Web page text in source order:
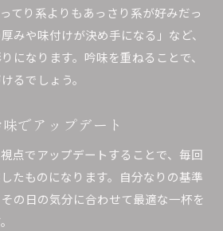
てり系よりもあっさり系が好みだっ
みや味付けが決め手になる」など、
になります。吟味を重ねることで、
るでしょう。
でアップデート
点でアップデートすることで、毎回
たものになります。自分なりの基準
の日の気分に合わせて最適な一杯を